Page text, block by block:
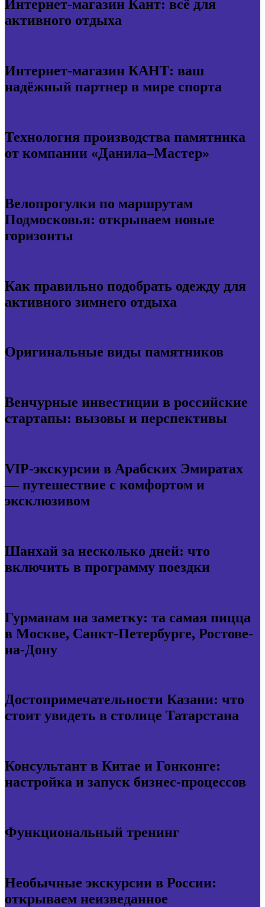
Интернет-магазин Кант: всё для
активного отдыха
Интернет-магазин КАНТ: ваш
надёжный партнер в мире спорта
Технология производства памятника
от компании «Данила–Мастер»
Велопрогулки по маршрутам
Подмосковья: открываем новые
горизонты
Как правильно подобрать одежду для
активного зимнего отдыха
Оригинальные виды памятников
Венчурные инвестиции в российские
стартапы: вызовы и перспективы
VIP-экскурсии в Арабских Эмиратах
— путешествие с комфортом и
эксклюзивом
Шанхай за несколько дней: что
включить в программу поездки
Гурманам на заметку: та самая пицца
в Москве, Санкт-Петербурге, Ростове-
на-Дону
Достопримечательности Казани: что
стоит увидеть в столице Татарстана
Консультант в Китае и Гонконге:
настройка и запуск бизнес-процессов
Функциональный тренинг
Необычные экскурсии в России:
открываем неизведанное